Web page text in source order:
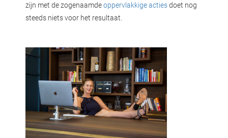
zijn met de zogenaamdeoppervlakkige actiesdoet nog
steeds niets voor het resultaat.